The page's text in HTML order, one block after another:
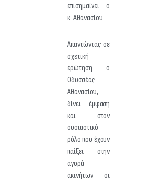
επισημαίνει ο
κ. Αθανασίου.
Απαντώντας σε
σχετική
ερώτηση ο
Οδυσσέας
Αθανασίου,
δίνει έμφαση
και στον
ουσιαστικό
ρόλο που έχουν
παίξει στην
αγορά
ακινήτων οι